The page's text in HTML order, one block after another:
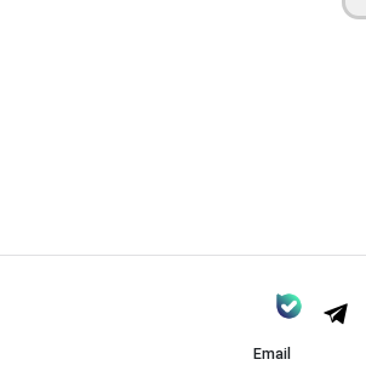
Email